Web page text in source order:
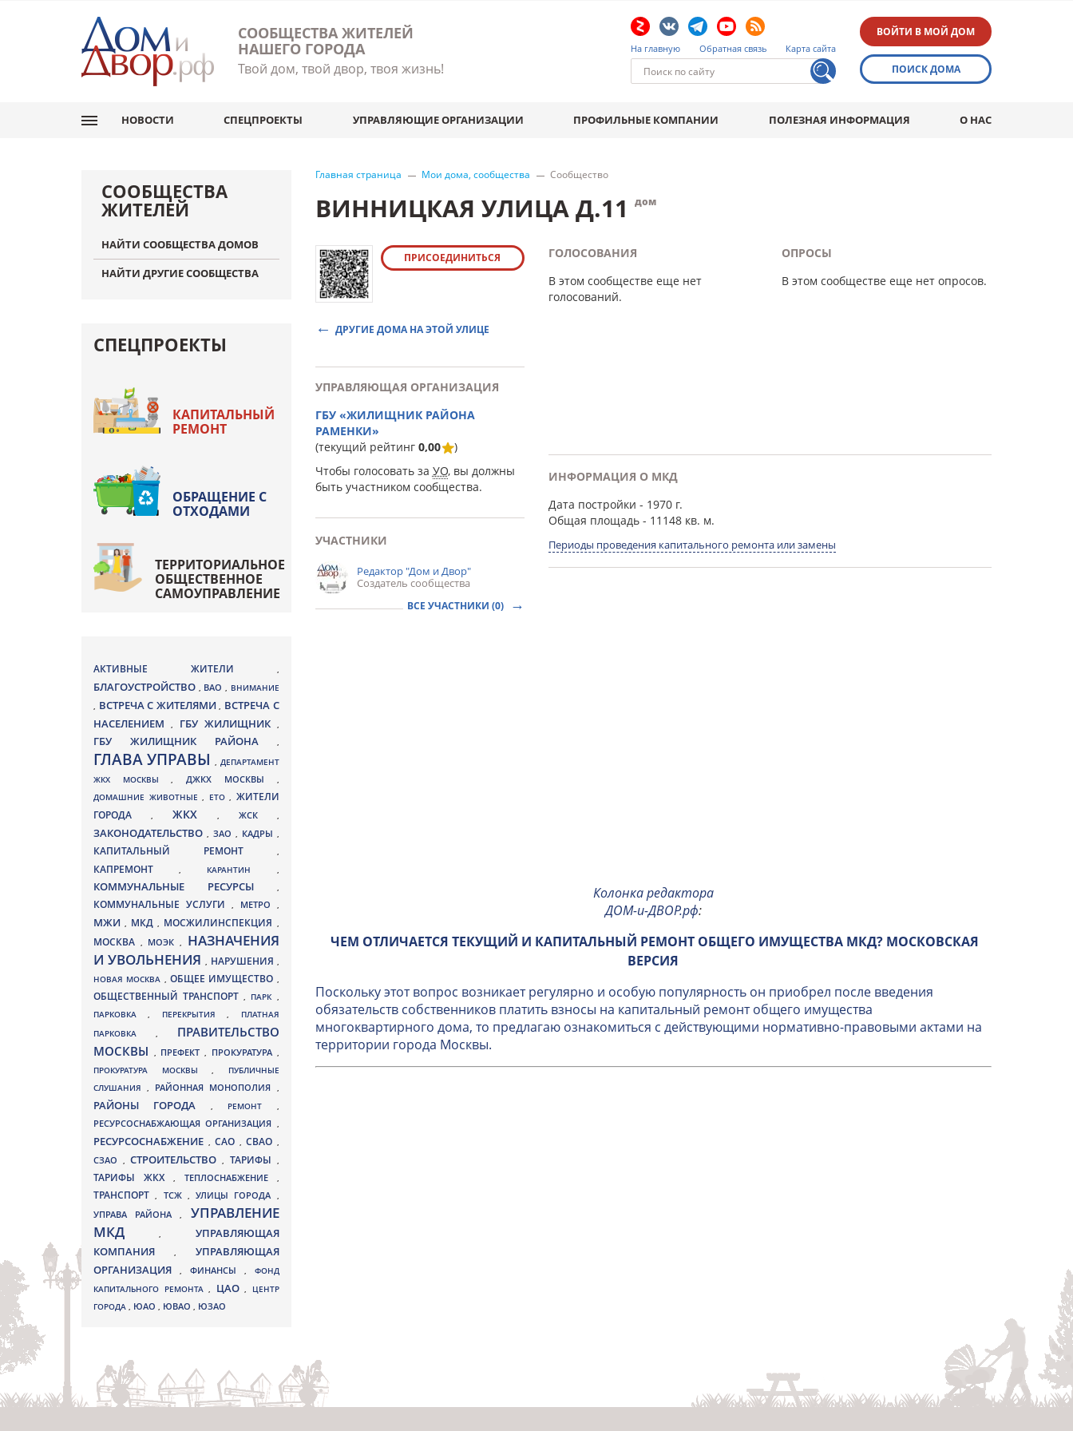
СООБЩЕСТВА ЖИТЕЛЕЙ
НАШЕГО ГОРОДА
Твой дом, твой двор, твоя жизнь!
На главную Обратная связь Карта сайта
ВОЙТИ В МОЙ ДОМ
ПОИСК ДОМА
НОВОСТИ СПЕЦПРОЕКТЫ УПРАВЛЯЮЩИЕ ОРГАНИЗАЦИИ ПРОФИЛЬНЫЕ КОМПАНИИ ПОЛЕЗНАЯ ИНФОРМАЦИЯ О НАС
Главная страница Мои дома, сообщества Сообщество
ВИННИЦКАЯ УЛИЦА Д.11 дом
ПРИСОЕДИНИТЬСЯ
ДРУГИЕ ДОМА НА ЭТОЙ УЛИЦЕ
УПРАВЛЯЮЩАЯ ОРГАНИЗАЦИЯ
ГБУ «ЖИЛИЩНИК РАЙОНА
РАМЕНКИ»
(текущий рейтинг 0,00
)
Чтобы голосовать за УО, вы должны
быть участником сообщества.
УЧАСТНИКИ
Редактор "Дом и Двор"
Создатель сообщества
ВСЕ УЧАСТНИКИ (0)
ГОЛОСОВАНИЯ
В этом сообществе еще нет
голосований.
ОПРОСЫ
В этом сообществе еще нет опросов.
ИНФОРМАЦИЯ О МКД
Дата постройки - 1970 г.
Общая площадь- 11148 кв. м.
Периоды проведения капитального ремонта или замены
Колонка редактора
ДОМ-и-ДВОР.рф:
ЧЕМ ОТЛИЧАЕТСЯ ТЕКУЩИЙ И КАПИТАЛЬНЫЙ РЕМОНТ ОБЩЕГО ИМУЩЕСТВА МКД? МОСКОВСКАЯ
ВЕРСИЯ
Поскольку этот вопрос возникает регулярно и особую популярность он приобрел после введения
обязательств собственников платить взносы на капитальный ремонт общего имущества
многоквартирного дома, то предлагаю ознакомиться с действующими нормативно-правовыми актами на
территории города Москвы.
СООБЩЕСТВА
ЖИТЕЛЕЙ
НАЙТИ СООБЩЕСТВА ДОМОВ
НАЙТИ ДРУГИЕ СООБЩЕСТВА
СПЕЦПРОЕКТЫ
КАПИТАЛЬНЫЙ
РЕМОНТ
ОБРАЩЕНИЕ С
ОТХОДАМИ
ТЕРРИТОРИАЛЬНОЕ
ОБЩЕСТВЕННОЕ
САМОУПРАВЛЕНИЕ
АКТИВНЫЕ ЖИТЕЛИ ,
БЛАГОУСТРОЙСТВО , ВАО , ВНИМАНИЕ
, ВСТРЕЧА С ЖИТЕЛЯМИ, ВСТРЕЧА С
НАСЕЛЕНИЕМ
, ГБУ ЖИЛИЩНИК ,
ГБУ ЖИЛИЩНИК РАЙОНА ,
ГЛАВА УПРАВЫ, ДЕПАРТАМЕНТ
ЖКХ МОСКВЫ,ДЖКХ МОСКВЫ ,
ДОМАШНИЕ ЖИВОТНЫЕ , ЕТО , ЖИТЕЛИ
ГОРОДА
, ЖКХ , ЖСК ,
ЗАКОНОДАТЕЛЬСТВО , ЗАО , КАДРЫ ,
КАПИТАЛЬНЫЙ РЕМОНТ ,
КАПРЕМОНТ , КАРАНТИН ,
КОММУНАЛЬНЫЕ РЕСУРСЫ ,
КОММУНАЛЬНЫЕ УСЛУГИ , МЕТРО ,
МЖИ, МКД , МОСЖИЛИНСПЕКЦИЯ ,
МОСКВА , МОЭК ,
НАЗНАЧЕНИЯ
И УВОЛЬНЕНИЯ , НАРУШЕНИЯ ,
НОВАЯ МОСКВА , ОБЩЕЕ ИМУЩЕСТВО ,
ОБЩЕСТВЕННЫЙ ТРАНСПОРТ, ПАРК ,
ПАРКОВКА, ПЕРЕКРЫТИЯ,
ПЛАТНАЯ
ПАРКОВКА ,
ПРАВИТЕЛЬСТВО
МОСКВЫ , ПРЕФЕКТ, ПРОКУРАТУРА ,
ПРОКУРАТУРА МОСКВЫ ,
ПУБЛИЧНЫЕ
СЛУШАНИЯ, РАЙОННАЯ МОНОПОЛИЯ ,
РАЙОНЫ ГОРОДА , РЕМОНТ ,
РЕСУРСОСНАБЖАЮЩАЯ ОРГАНИЗАЦИЯ ,
РЕСУРСОСНАБЖЕНИЕ , САО , СВАО ,
СЗАО ,СТРОИТЕЛЬСТВО, ТАРИФЫ ,
ТАРИФЫ ЖКХ , ТЕПЛОСНАБЖЕНИЕ ,
ТРАНСПОРТ, ТСЖ , УЛИЦЫ ГОРОДА ,
УПРАВА РАЙОНА, УПРАВЛЕНИЕ
МКД, УПРАВЛЯЮЩАЯ
КОМПАНИЯ
, УПРАВЛЯЮЩАЯ
ОРГАНИЗАЦИЯ
, ФИНАНСЫ , ФОНД
КАПИТАЛЬНОГО РЕМОНТА , ЦАО ,
ЦЕНТР
ГОРОДА , ЮАО , ЮВАО , ЮЗАО